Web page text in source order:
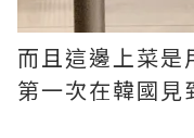
而且這邊上菜是
第一次在韓國見